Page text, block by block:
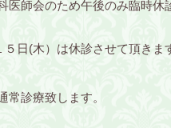
医師会のため午後のみ臨時休
日(木）は休診させて頂きま
常診療致します。